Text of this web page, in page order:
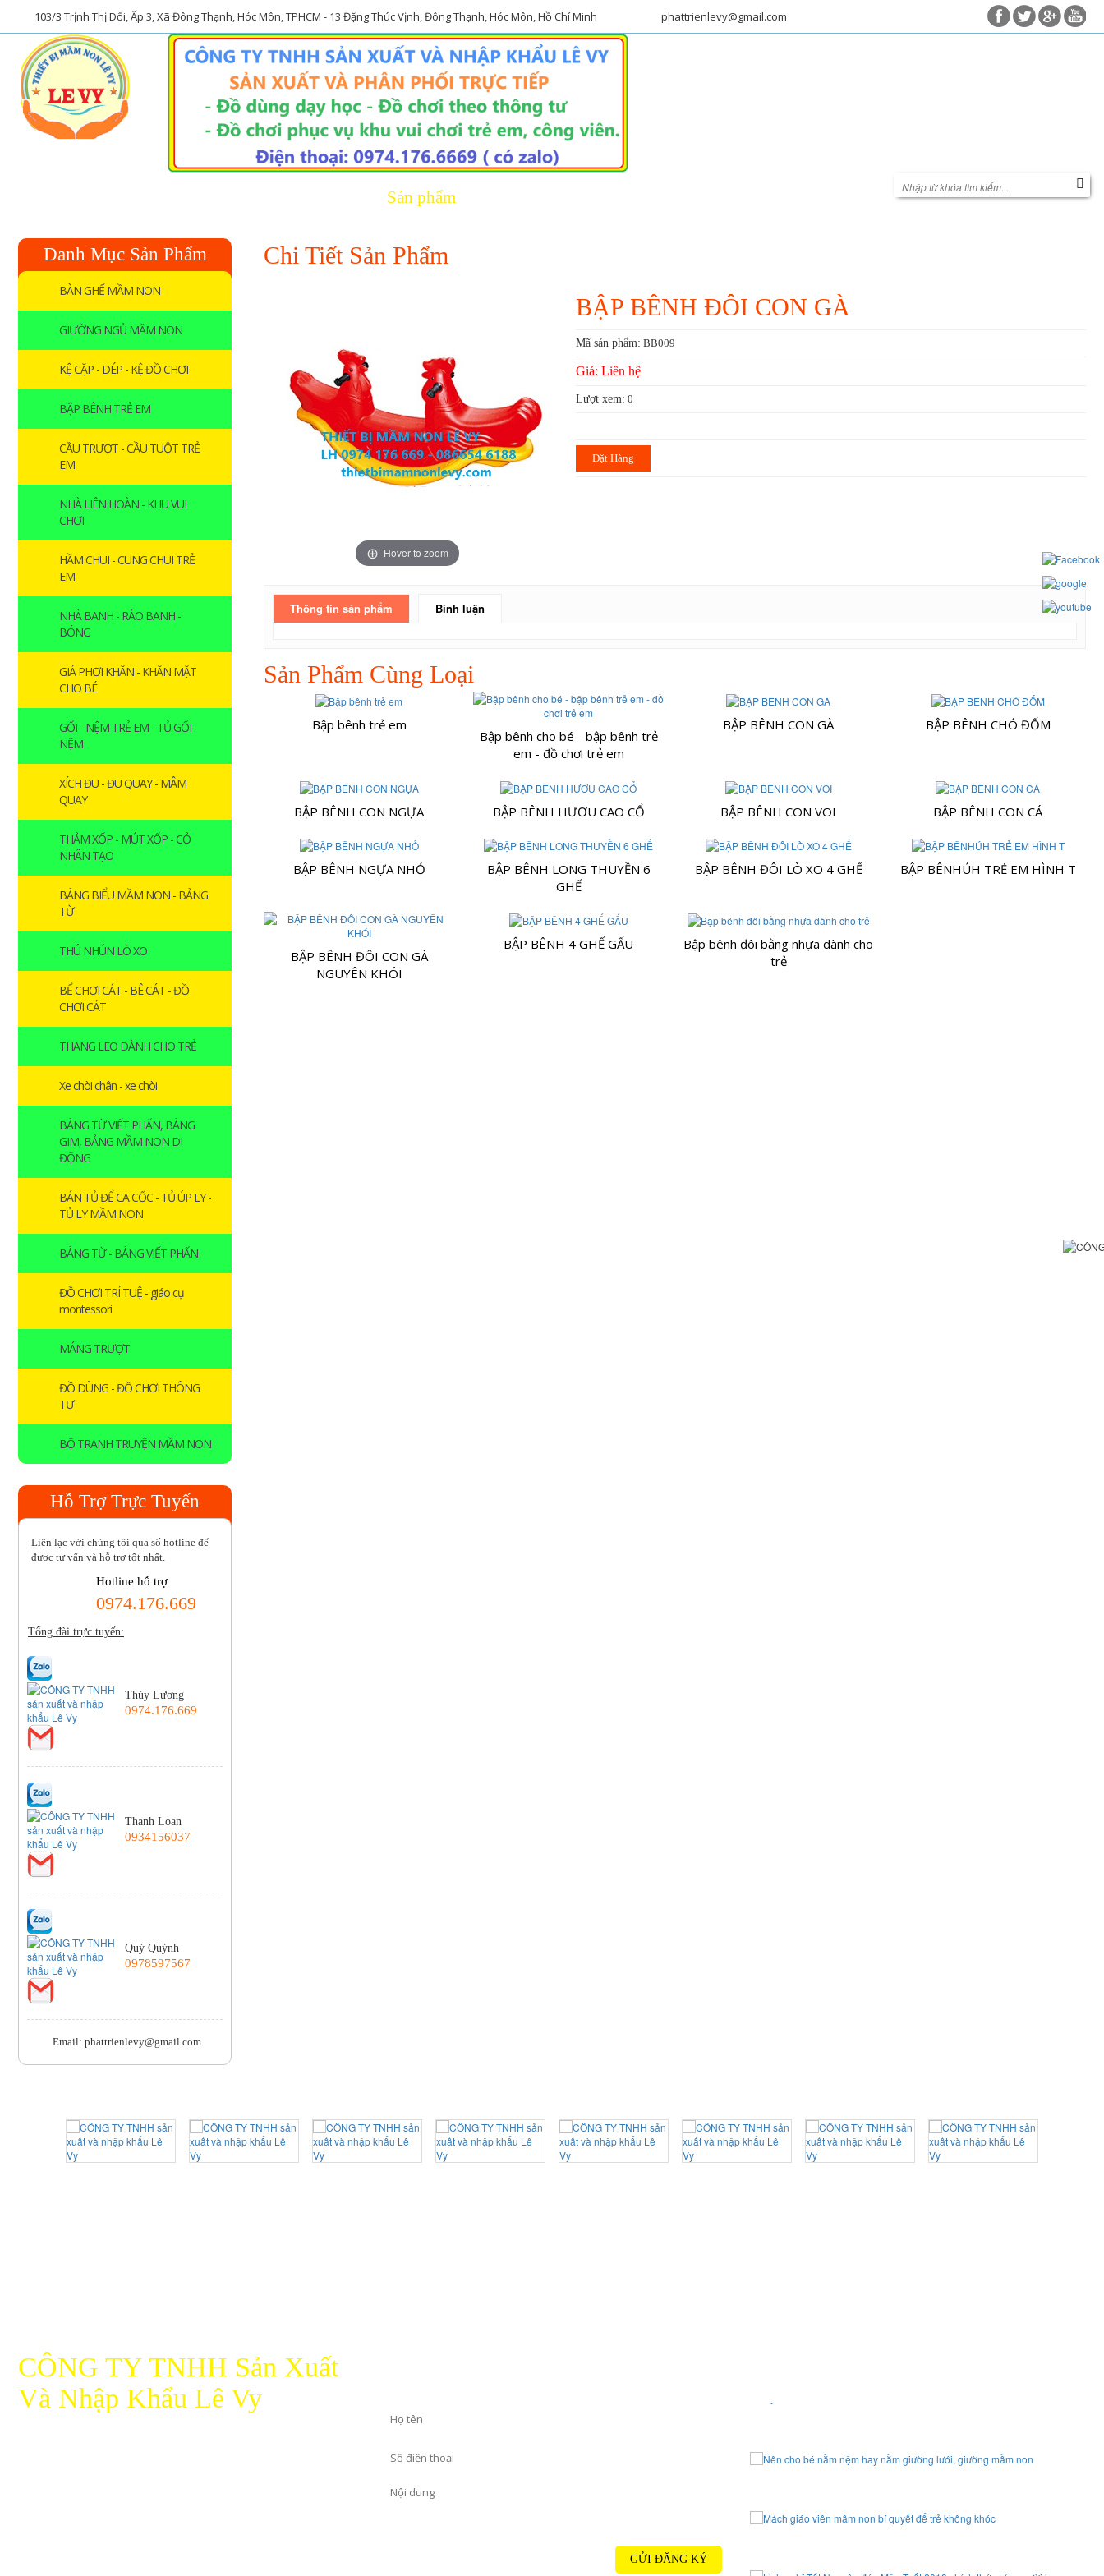
103/3 Trịnh Thị Dối, Ấp 3, Xã Đông Thạnh, Hóc Môn, TPHCM - 13 Đặng Thúc Vịnh, Đông Thạnh, Hóc Môn, Hồ Chí Minh phattrienlevy@gmail.com
Sản phẩm
Danh Mục Sản Phẩm
BÀN GHẾ MẦM NON
GIƯỜNG NGỦ MẦM NON
KỆ CẶP - DÉP - KỆ ĐỒ CHƠI
BẬP BÊNH TRẺ EM
CẦU TRƯỢT - CẦU TUỘT TRẺ
EM
NHÀ LIÊN HOÀN - KHU VUI
CHƠI
HẦM CHUI - CUNG CHUI TRẺ
EM
NHÀ BANH - RÀO BANH -
BÓNG
GIÁ PHƠI KHĂN - KHĂN MẶT
CHO BÉ
GỐI - NỆM TRẺ EM - TỦ GỐI
NỆM
XÍCH ĐU - ĐU QUAY - MÂM
QUAY
THẢM XỐP - MÚT XỐP - CỎ
NHÂN TẠO
BẢNG BIỂU MẦM NON - BẢNG
TỪ
THÚ NHÚN LÒ XO
BỂ CHƠI CÁT - BÊ CÁT - ĐỒ
CHƠI CÁT
THANG LEO DÀNH CHO TRẺ
Xe chòi chân - xe chòi
BẢNG TỪ VIẾT PHẤN, BẢNG
GIM, BẢNG MẦM NON DI
ĐỘNG
BÁN TỦ ĐỂ CA CỐC - TỦ ÚP LY -
TỦ LY MẦM NON
BẢNG TỪ - BẢNG VIẾT PHẤN
ĐỒ CHƠI TRÍ TUỆ - giáo cụ
montessori
MÁNG TRƯỢT
ĐỒ DÙNG - ĐỒ CHƠI THÔNG
TƯ
BỘ TRANH TRUYỆN MẦM NON
Hỗ Trợ Trực Tuyến
Liên lạc với chúng tôi qua số hotline để
được tư vấn và hỗ trợ tốt nhất.
Hotline hỗ trợ
0974.176.669
Tổng đài trực tuyến:
Thúy Lương
0974.176.669
Thanh Loan
0934156037
Quý Quỳnh
0978597567
Email: phattrienlevy@gmail.com
Chi Tiết Sản Phẩm
Hover to zoom
BẬP BÊNH ĐÔI CON GÀ
Mã sản phẩm: BB009
Giá: Liên hệ
Lượt xem: 0
Đặt Hàng
Thông tin sản phẩm Bình luận
Sản Phẩm Cùng Loại
Bập bênh trẻ em
Bập bênh cho bé - bập bênh trẻ
em - đồ chơi trẻ em
BẬP BÊNH CON GÀ BẬP BÊNH CHÓ ĐỐM
BẬP BÊNH CON NGỰA BẬP BÊNH HƯƠU CAO CỔ BẬP BÊNH CON VOI BẬP BÊNH CON CÁ
BẬP BÊNH NGỰA NHỎ
BẬP BÊNH LONG THUYỀN 6
GHẾ
BẬP BÊNH ĐÔI LÒ XO 4 GHẾ BẬP BÊNHÚH TRẺ EM HÌNH T
BẬP BÊNH ĐÔI CON GÀ
NGUYÊN KHÓI
BẬP BÊNH 4 GHẾ GẤU
Bập bênh đôi bằng nhựa dành cho
trẻ
CÔNG TY TNHH Sản Xuất
Và Nhập Khẩu Lê Vy
GỬI ĐĂNG KÝ